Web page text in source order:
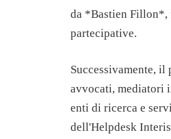
da *Bastien Fillon*,
partecipative.
Successivamente,
avvocati, mediatori
enti di ricerca e
dell'Helpdesk